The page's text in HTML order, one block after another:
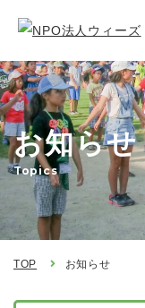
お知らせ
Topics
TOP お知らせ